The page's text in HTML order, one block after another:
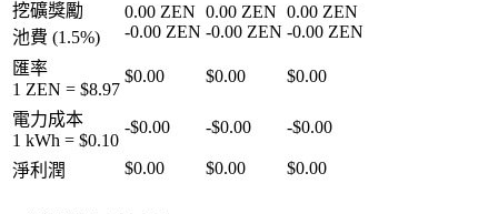
挖礦獎勵
池費 (1.5%)
0.00 ZEN
-0.00 ZEN
0.00 ZEN
-0.00 ZEN
0.00 ZEN
-0.00 ZEN
匯率
1 ZEN = $8.97
$0.00 $0.00 $0.00
電力成本
1 kWh = $0.10
-$0.00 -$0.00 -$0.00
淨利潤 $0.00 $0.00 $0.00